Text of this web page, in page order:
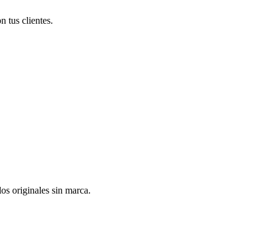
tus clientes.
originales sin marca.